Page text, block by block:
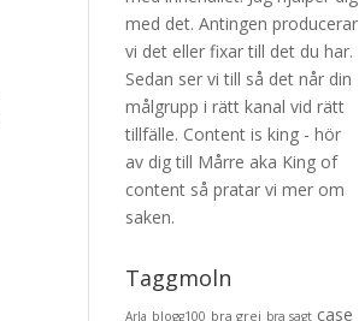
med det. Antingen producerar
vi det eller fixar till det du har.
Sedan ser vi till så det når din
målgrupp i rätt kanal vid rätt
tillfälle. Content is king - hör
av dig till Mårre aka King of
content så pratar vi mer om
saken.
Taggmoln
Arla blogg100 bra grej bra sagt case